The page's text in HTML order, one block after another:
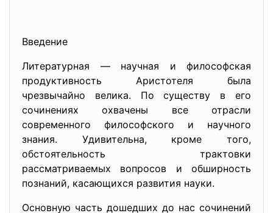
Введение
Литературная — научная и философская
продуктивность Аристотеля была
чрезвычайно велика. По существу в его
сочинениях охвачены все отрасли
современного философского и научного
знания. Удивительна, кроме того,
обстоятельность трактовки
рассматриваемых вопросов и обширность
познаний, касающихся развития науки.
Основную часть дошедших до нас сочинений